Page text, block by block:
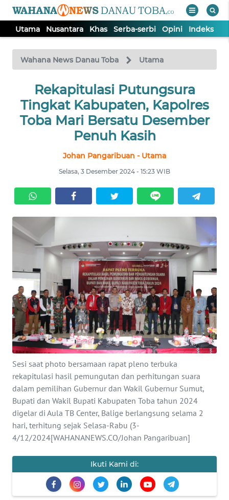
Utama Nusantara Khas Serba-serbi Opini Indeks
Wahana News Danau Toba Utama
Rekapitulasi Putungsura
Tingkat Kabupaten, Kapolres
Toba Mari Bersatu Desember
Penuh Kasih
Johan Pangaribuan - Utama
Selasa, 3 Desember 2024 - 15:23 WIB
Sesi saat photo bersamaan rapat pleno terbuka
rekapitulasi hasil pemungutan dan perhitungan suara
dalam pemilihan Gubernur dan Wakil Gubernur Sumut,
Bupati dan Wakil Bupati Kabupaten Toba tahun 2024
digelar di Aula TB Center, Balige berlangsung selama 2
hari, terhitung sejak Selasa-Rabu (3-
4/12/2024[WAHANANEWS.CO/Johan Pangaribuan]
Ikuti Kami di:
TV
Tutup
UTAMA
NUSANTARA
SERBI
OPINI
Informasi
BERITA
KONTAK
KAMI
INFO
IKLAN
TENTANG
KAMI
PEDOMAN
MEDIA
SIBER